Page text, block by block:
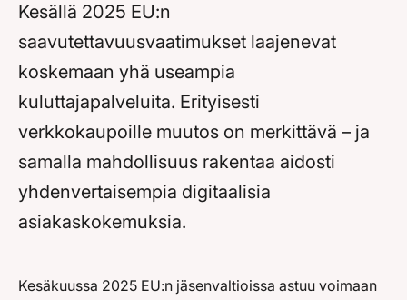
Kesällä 2025 EU:n
saavutettavuusvaatimukset laajenevat
koskemaan yhä useampia
kuluttajapalveluita. Erityisesti
verkkokaupoille muutos on merkittävä – ja
samalla mahdollisuus rakentaa aidosti
yhdenvertaisempia digitaalisia
asiakaskokemuksia.
Kesäkuussa 2025 EU:n jäsenvaltioissa astuu voimaan